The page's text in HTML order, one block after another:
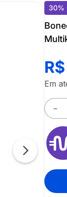
30%
R$
Em
－